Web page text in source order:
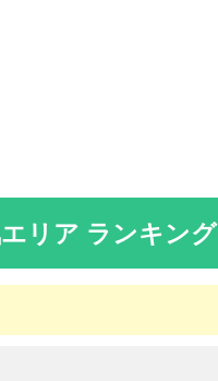
リア ランキング